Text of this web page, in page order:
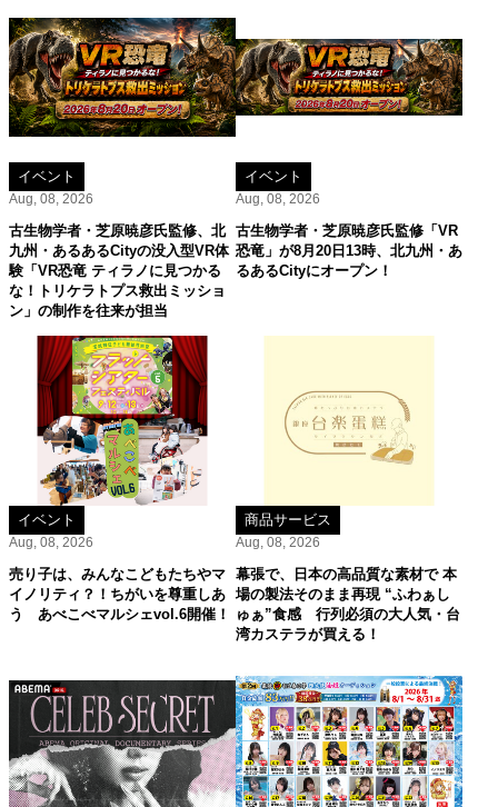
イベント
Aug, 08, 2026
古生物学者・芝原暁彦氏監修、北
九州・あるあるCityの没入型VR体
験「VR恐竜 ティラノに見つかる
な！トリケラトプス救出ミッショ
ン」の制作を往来が担当
イベント
Aug, 08, 2026
古生物学者・芝原暁彦氏監修「VR
恐竜」が8月20日13時、北九州・あ
るあるCityにオープン！
イベント
Aug, 08, 2026
売り子は、みんなこどもたちやマ
イノリティ？！ちがいを尊重しあ
う あべこべマルシェvol.6開催！
商品サービス
Aug, 08, 2026
幕張で、日本の高品質な素材で 本
場の製法そのまま再現 “ふわぁし
ゅぁ”食感 行列必須の大人気・台
湾カステラが買える！